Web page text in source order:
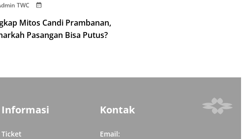
TWC
Mitos Candi Prambanan,
Pasangan Bisa Putus?
Informasi
Ticket
Kontak
Email: